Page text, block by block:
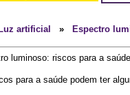
artificial » Espectro
luminoso: riscos para a saúde
para a saúde podem ter